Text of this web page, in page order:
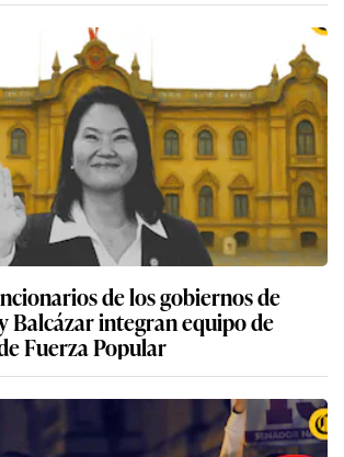
de los gobiernos de
Balcázar integran equipo de
Fuerza Popular